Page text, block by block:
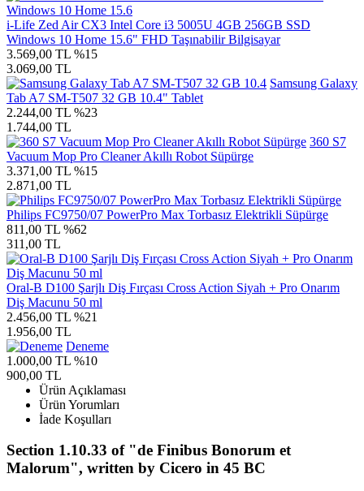
i-Life Zed Air CX3 Intel Core i3 5005U 4GB 256GB SSD
Windows 10 Home 15.6" FHD Taşınabilir Bilgisayar
3.569,00 TL %15
3.069,00 TL
Samsung Galaxy
Tab A7 SM-T507 32 GB 10.4" Tablet
2.244,00 TL %23
1.744,00 TL
360 S7
Vacuum Mop Pro Cleaner Akıllı Robot Süpürge
3.371,00 TL %15
2.871,00 TL
Philips FC9750/07 PowerPro Max Torbasız Elektrikli Süpürge
811,00 TL %62
311,00 TL
Oral-B D100 Şarjlı Diş Fırçası Cross Action Siyah + Pro Onarım
Diş Macunu 50 ml
2.456,00 TL %21
1.956,00 TL
Deneme
1.000,00 TL %10
900,00 TL
Ürün Açıklaması
Ürün Yorumları
İade Koşulları
Section 1.10.33 of "de Finibus Bonorum et
Malorum", written by Cicero in 45 BC